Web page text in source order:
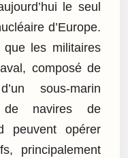
le seul
d’Europe.
les militaires
composé de
sous-marin
de navires de
peuvent opérer
principalement